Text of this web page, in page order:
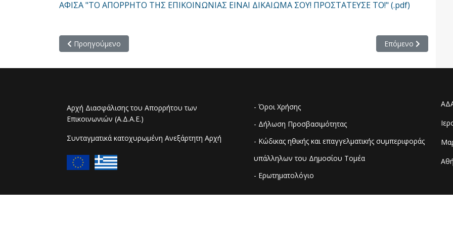
ΑΦΙΣΑ "ΤΟ ΑΠΟΡΡΗΤΟ ΤΗΣ ΕΠΙΚΟΙΝΩΝΙΑΣ ΕΙΝΑΙ ΔΙΚΑΙΩΜΑ ΣΟΥ! ΠΡΟΣΤΑΤΕΥΣΕ ΤΟ!" (.pdf)
Προηγούμενο άρθρο: Δελτίο Τύπου - Νέος Πρόεδρος στην ΑΔΑΕ
Προηγούμενο Επόμενο άρθρο:
Επόμενο
Αρχή Διασφάλισης του Απορρήτου των
Επικοινωνιών (Α.Δ.Α.Ε.)
Συνταγματικά κατοχυρωμένη Ανεξάρτητη Αρχή
- Όροι Χρήσης
- Δήλωση Προσβασιμότητας
- Κώδικας ηθικής και επαγγελματικής συμπεριφοράς
υπάλληλων του Δημοσίου Τομέα
- Ερωτηματολόγιο